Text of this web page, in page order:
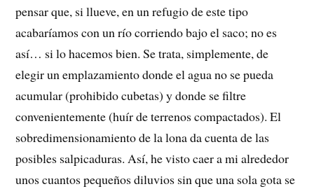
pensar que, si llueve, en un refugio de este tipo
acabaríamos con un río corriendo bajo el saco; no es
así… si lo hacemos bien. Se trata, simplemente, de
elegir un emplazamiento donde el agua no se pueda
acumular (prohibido cubetas) y donde se filtre
convenientemente (huír de terrenos compactados). El
sobredimensionamiento de la lona da cuenta de las
posibles salpicaduras. Así, he visto caer a mi alrededor
unos cuantos pequeños diluvios sin que una sola gota se